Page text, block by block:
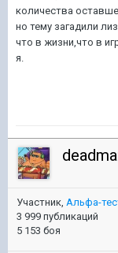
количества
но тему загадили
что в жизни,что в
я.
Участник, Альфа-
3 999 публикаций
5 153 боя